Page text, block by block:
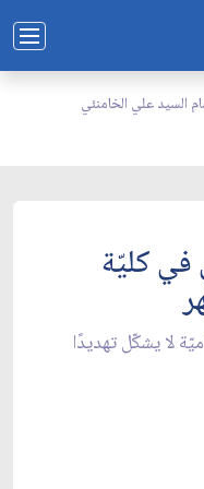
السيد علي الخامنئي
في كليّة
لا يشكّل تهديدًا